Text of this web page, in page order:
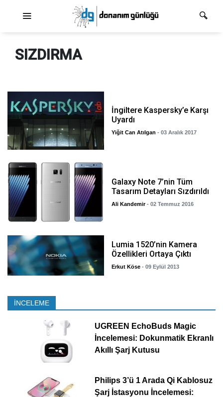
SIZDIRMA
İngiltere Kaspersky’e Karşı
Uyardı
Yiğit Can Atılgan - 03 Aralık 2017
Galaxy Note 7’nin Tüm
Tasarım Detayları Sızdırıldı
Ali Kandemir - 02 Temmuz 2016
Lumia 1520’nin Kamera
Özellikleri Ortaya Çıktı
Erkut Köse - 09 Eylül 2013
İNCELEME
UGREEN EchoBuds Magic
İncelemesi: Dokunmatik Ekranlı
Akıllı Şarj Kutusu
Philips 3’ü 1 Arada Qi Kablosuz
Şarj İstasyonu İncelemesi: